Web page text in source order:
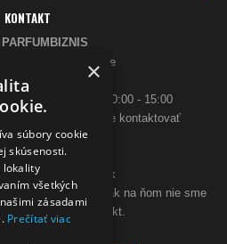
KONTAKT
PARFUMBIZNIS
2926/21 93405 Levice
Telefón:
10:00 - 18:00, SO 10:00 - 15:00
budeme Vás spätne kontaktovať
Email:
zákaznícky chat, ak na ňom nie sme
na seba kontakt.
×
súbory cookie
skúsenosti.
lokality
všetkých
zásadami
Prečítať viac